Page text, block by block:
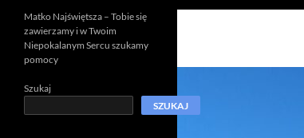
Matko Najświętsza – Tobie się
zawierzamy i w Twoim
Niepokalanym Sercu szukamy
pomocy
Szukaj
SZUKAJ